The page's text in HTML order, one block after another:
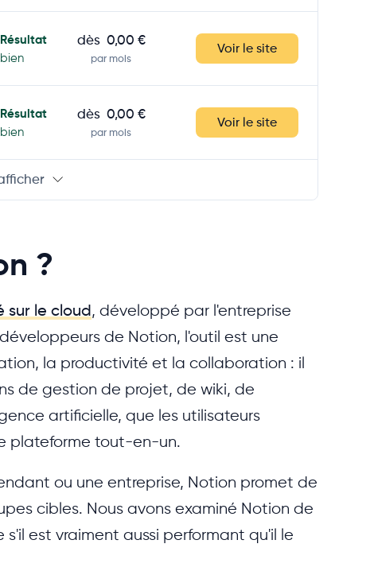
dès 0,00 €
par mois
Voir le site
Résultat
bien
dès 0,00 €
par mois
Voir le site
Résultat
bien
?
sur le cloud, développé par l'entreprise
de Notion, l'outil est une
la productivité et la collaboration : il
de gestion de projet, de wiki, de
artificielle, que les utilisateurs
plateforme tout-en-un.
ou une entreprise, Notion promet de
cibles. Nous avons examiné Notion de
est vraiment aussi performant qu'il le